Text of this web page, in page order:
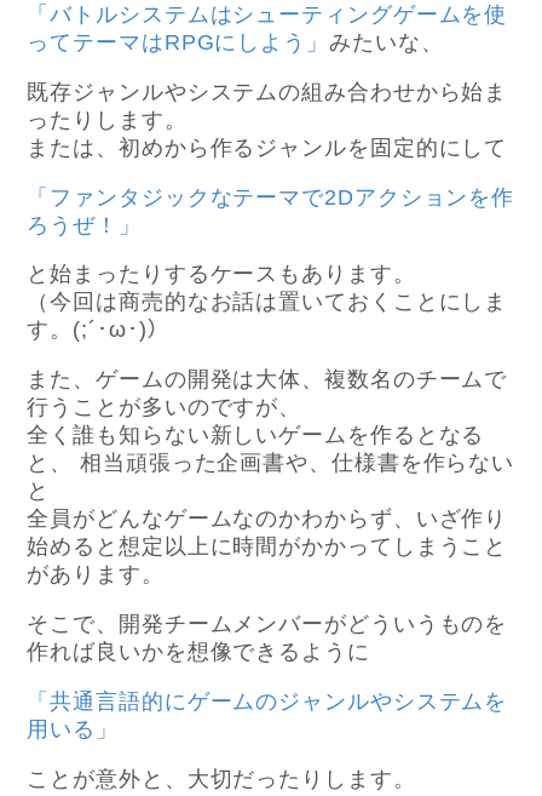
「バトルシステムはシューティングゲームを使
ってテーマはRPGにしよう」 みたいな、
既存ジャンルやシステムの組み合わせから始ま
ったりします。
または、初めから作るジャンルを固定的にして
「ファンタジックなテーマで2Dアクションを作
ろうぜ！」
と始まったりするケースもあります。
（今回は商売的なお話は置いておくことにしま
す。(;´･ω･)）
また、ゲームの開発は大体、複数名のチームで
行うことが多いのですが、
全く誰も知らない新しいゲームを作るとなる
と、 相当頑張った企画書や、仕様書を作らない
と
全員がどんなゲームなのかわからず、いざ作り
始めると想定以上に時間がかかってしまうこと
があります。
そこで、開発チームメンバーがどういうものを
作れば良いかを想像できるように
「共通言語的にゲームのジャンルやシステムを
用いる」
ことが意外と、大切だったりします。